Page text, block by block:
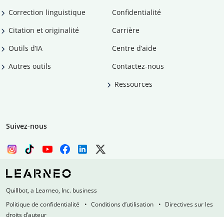
Correction linguistique
Citation et originalité
Outils d’IA
Autres outils
Confidentialité
Carrière
Centre d’aide
Contactez-nous
Ressources
Suivez-nous
Quillbot, a Learneo, Inc. business
Politique de confidentialité
Conditions d’utilisation
Directives sur les
droits d’auteur